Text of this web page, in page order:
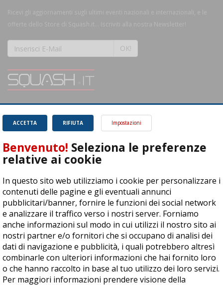
Ricevi gli aggiornamenti sugli ultimi eventi nazionali e internazionali, e le
offerte dello Store di Squash.it... Iscriviti alla nostra Newsletter!
OK!
magnifico sport.
Leggi
RIFIUTA
ACCETTA Impostazioni
Benvenuto! Seleziona le preferenze
relative ai cookie
In questo sito web utilizziamo i cookie per personalizzare i
contenuti delle pagine e gli eventuali annunci
pubblicitari/banner, fornire le funzioni dei social network
e analizzare il traffico verso i nostri server. Forniamo
anche informazioni sul modo in cui utilizzi il nostro sito ai
nostri partner e/o fornitori che si occupano di analisi dei
dati di navigazione e pubblicità, i quali potrebbero altresì
combinarle con ulteriori informazioni che hai fornito loro
o che hanno raccolto in base al tuo utilizzo dei loro servizi.
Per maggiori informazioni prendere visione della
ASD Let's Sport - Via T. Olivelli 3, 25014 Castenedolo (BS) - P. Iva:
04278030988
© Copyright 2015 | All Rights Reserved - Powered byDynDevice
Privacy Policy Cookie Policy Accessibilità Sitemap